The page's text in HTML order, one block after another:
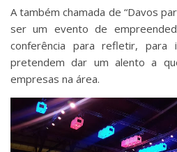
A também chamada de “Davos
ser um evento de
conferência para refletir, para
pretendem dar um alento a
empresas na área.